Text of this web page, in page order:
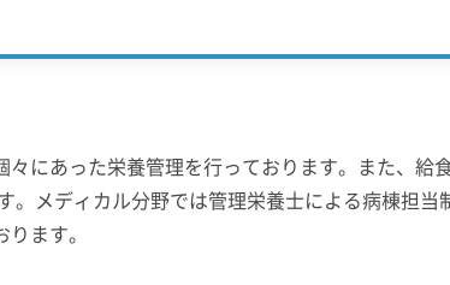
にあった栄養管理を行っております。また、給
。メディカル分野では管理栄養士による病棟担当
ます。